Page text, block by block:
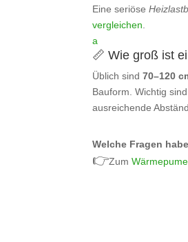
Eine seriöse
vergleichen.
a
📏 Wie groß ist
Üblich sind70–120
Bauform. Wichtig
ausreichende
Welche Fragen
👉Zum